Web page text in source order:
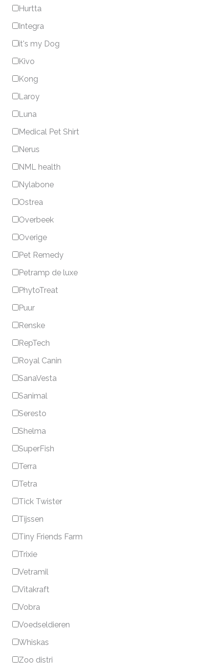
Hurtta
Integra
it's my Dog
Kivo
Kong
Laroy
Luna
Medical Pet Shirt
Nerus
NML health
Nylabone
Ostrea
Overbeek
Overige
Pet Remedy
Petramp de luxe
PhytoTreat
Puur
Renske
RepTech
Royal Canin
SanaVesta
Sanimal
Seresto
Shelma
SuperFish
Terra
Tetra
Tick Twister
Tijssen
Tiny Friends Farm
Trixie
Vetramil
Vitakraft
Vobra
Voedseldieren
Whiskas
Zoo distri